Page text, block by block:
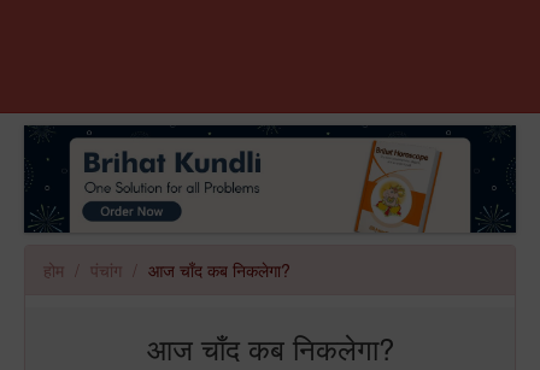
होम पंचांग आज चाँद कब निकलेगा?
आज चाँद कब निकलेगा?